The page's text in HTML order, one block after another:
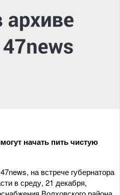
начать пить чистую
на встрече губернатора
в среду, 21 декабря,